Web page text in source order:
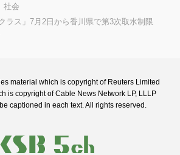
社会
ラス」7月2日から香川県で第3次取水制限
material which is copyright of Reuters Limited
is copyright of Cable News Network LP, LLLP
captioned in each text. All rights reserved.